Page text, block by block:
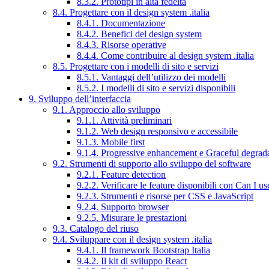
8.4. Progettare con il design system .italia
8.4.1. Documentazione
8.4.2. Benefici del design system
8.4.3. Risorse operative
8.4.4. Come contribuire al design system .italia
8.5. Progettare con i modelli di sito e servizi
8.5.1. Vantaggi dell’utilizzo dei modelli
8.5.2. I modelli di sito e servizi disponibili
9. Sviluppo dell’interfaccia
9.1. Approccio allo sviluppo
9.1.1. Attività preliminari
9.1.2. Web design responsivo e accessibile
9.1.3. Mobile first
9.1.4. Progressive enhancement e Graceful
9.2. Strumenti di supporto allo sviluppo del software
9.2.1. Feature detection
9.2.2. Verificare le feature disponibili con Can I
9.2.3. Strumenti e risorse per CSS e JavaScript
9.2.4. Supporto browser
9.2.5. Misurare le prestazioni
9.3. Catalogo del riuso
9.4. Sviluppare con il design system .italia
9.4.1. Il framework Bootstrap Italia
9.4.2. Il kit di sviluppo React